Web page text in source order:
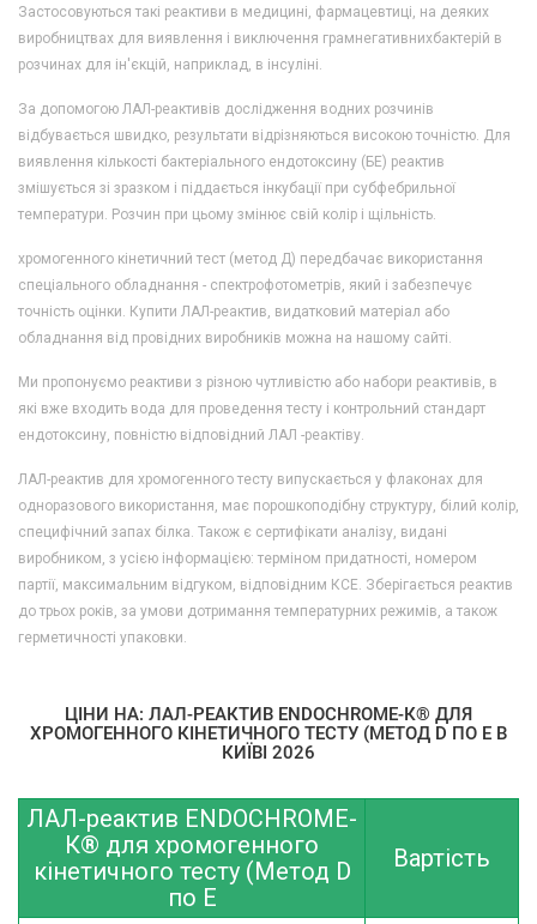
Застосовуються такі реактиви в медицині, фармацевтиці, на деяких
виробництвах для виявлення і виключення грамнегативнихбактерій в
розчинах для ін'єкцій, наприклад, в інсуліні.
За допомогою ЛАЛ-реактивів дослідження водних розчинів
відбувається швидко, результати відрізняються високою точністю. Для
виявлення кількості бактеріального ендотоксину (БЕ) реактив
змішується зі зразком і піддається інкубації при субфебрильної
температури. Розчин при цьому змінює свій колір і щільність.
хромогенного кінетичний тест (метод Д) передбачає використання
спеціального обладнання - спектрофотометрів, який і забезпечує
точність оцінки. Купити ЛАЛ-реактив, видатковий матеріал або
обладнання від провідних виробників можна на нашому сайті.
Ми пропонуємо реактиви з різною чутливістю або набори реактивів, в
які вже входить вода для проведення тесту і контрольний стандарт
ендотоксину, повністю відповідний ЛАЛ -реактіву.
ЛАЛ-реактив для хромогенного тесту випускається у флаконах для
одноразового використання, має порошкоподібну структуру, білий колір,
специфічний запах білка. Також є сертифікати аналізу, видані
виробником, з усією інформацією: терміном придатності, номером
партії, максимальним відгуком, відповідним КСЕ. Зберігається реактив
до трьох років, за умови дотримання температурних режимів, а також
герметичності упаковки.
ЦІНИ НА: ЛАЛ-РЕАКТИВ ENDOCHROME-К® ДЛЯ
ХРОМОГЕННОГО КІНЕТИЧНОГО ТЕСТУ (МЕТОД D ПО E В
КИЇВІ 2026
ЛАЛ-реактив ENDOCHROME-
К® для хромогенного
кінетичного тесту (Метод D
по E
Вартість